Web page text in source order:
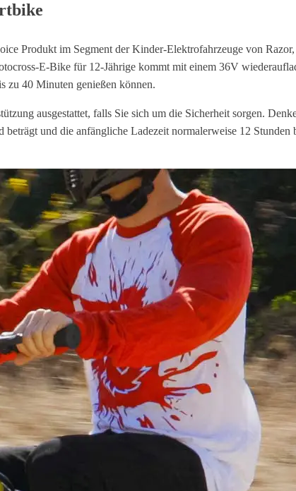
Produkt im Segment der Kinder-Elektrofahrzeuge von
E-Bike für 12-Jährige kommt mit einem 36V
zu 40 Minuten genießen können.
ausgestattet, falls Sie sich um die Sicherheit sorgen.
und die anfängliche Ladezeit normalerweise 12 Stunden